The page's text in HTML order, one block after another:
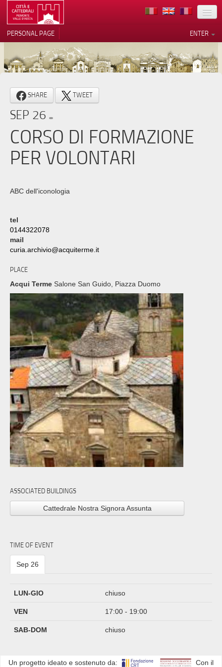
LOCATION
ARCHITECTURE
MUSEUMS
ITINERARIES
EVENTS
CONTACTS
ENTER
PERSONAL PAGE
SHARE TWEET
SEP 26
CORSO DI FORMAZIONE
PER VOLONTARI
ABC dell'iconologia
tel
0144322078
mail
curia.archivio@acquiterme.it
PLACE
Acqui Terme Salone San Guido, Piazza Duomo
ASSOCIATED BUILDINGS
Cattedrale Nostra Signora Assunta
TIME OF EVENT
Sep 26
LUN-GIO chiuso
VEN 17:00 - 19:00
SAB-DOM chiuso
Un progetto ideato e sostenuto da: Con il
Notice at collection
Your Privacy Choices